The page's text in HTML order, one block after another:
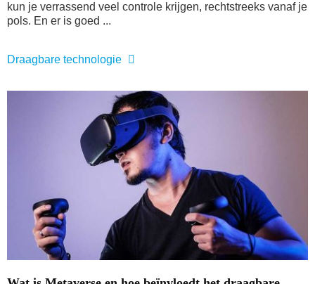
kun je verrassend veel controle krijgen, rechtstreeks vanaf je
pols. En er is goed ...
Draagbare technologie